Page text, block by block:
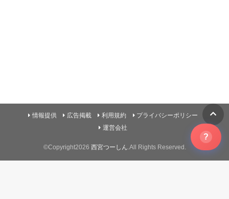
情報提供 広告掲載 利用規約
プライバシーポリシー
運営会社
©Copyright2026 西宮つーしん .All Rights Reserved.
?